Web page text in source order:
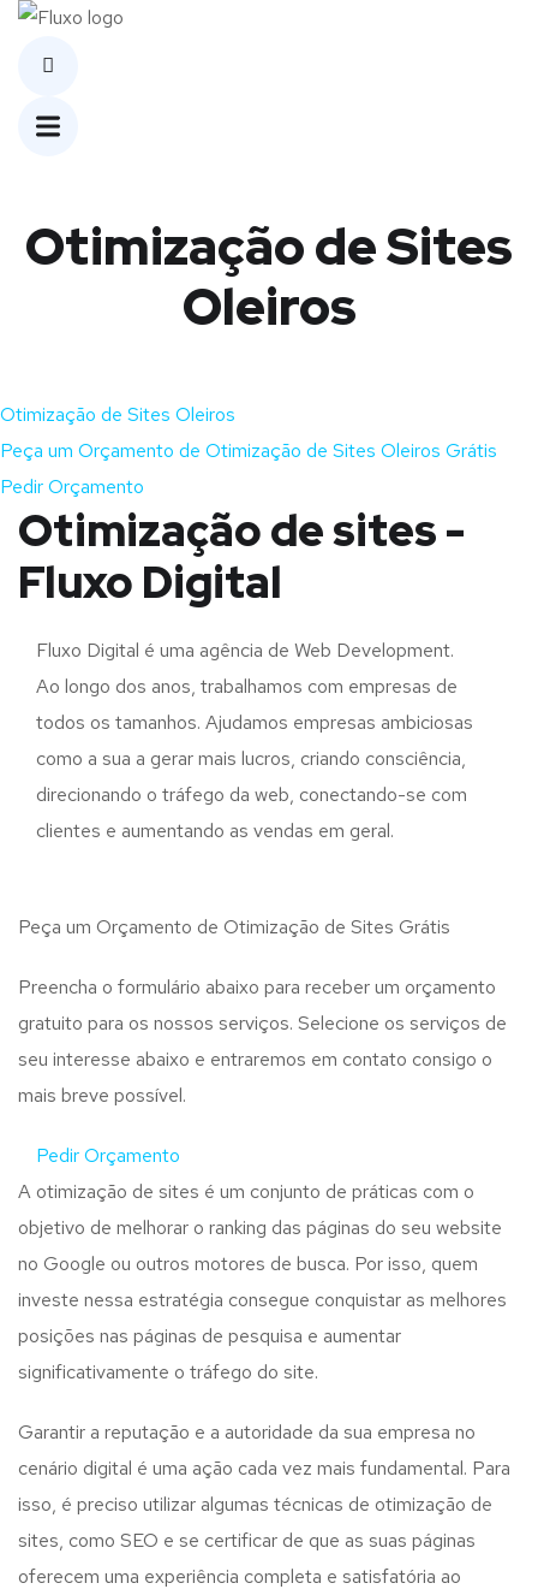
Otimização de Sites
Oleiros
Otimização de Sites Oleiros
Peça um Orçamento de Otimização de Sites Oleiros Grátis
Pedir Orçamento
Otimização de sites -
Fluxo Digital
Fluxo Digital é uma agência de Web Development.
Ao longo dos anos, trabalhamos com empresas de
todos os tamanhos. Ajudamos empresas ambiciosas
como a sua a gerar mais lucros, criando consciência,
direcionando o tráfego da web, conectando-se com
clientes e aumentando as vendas em geral.
Peça um Orçamento de Otimização de Sites Grátis
Preencha o formulário abaixo para receber um orçamento
gratuito para os nossos serviços. Selecione os serviços de
seu interesse abaixo e entraremos em contato consigo o
mais breve possível.
Pedir Orçamento
A otimização de sites é um conjunto de práticas com o
objetivo de melhorar o ranking das páginas do seu website
no Google ou outros motores de busca. Por isso, quem
investe nessa estratégia consegue conquistar as melhores
posições nas páginas de pesquisa e aumentar
significativamente o tráfego do site.
Garantir a reputação e a autoridade da sua empresa no
cenário digital é uma ação cada vez mais fundamental. Para
isso, é preciso utilizar algumas técnicas de otimização de
sites, como SEO e se certificar de que as suas páginas
oferecem uma experiência completa e satisfatória ao